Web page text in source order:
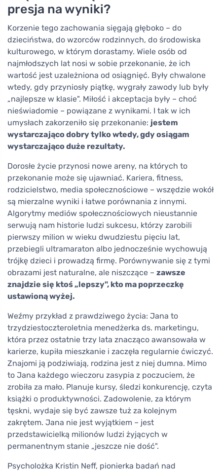
presja na wyniki?
Korzenie tego zachowania sięgają głęboko – do
dzieciństwa, do wzorców rodzinnych, do środowiska
kulturowego, w którym dorastamy. Wiele osób od
najmłodszych lat nosi w sobie przekonanie, że ich
wartość jest uzależniona od osiągnięć. Były chwalone
wtedy, gdy przyniosły piątkę, wygrały zawody lub były
„najlepsze w klasie". Miłość i akceptacja były – choć
nieświadomie – powiązane z wynikami. I tak w ich
umysłach zakorzeniło się przekonanie: jestem
wystarczająco dobry tylko wtedy, gdy osiągam
wystarczająco duże rezultaty.
Dorosłe życie przynosi nowe areny, na których to
przekonanie może się ujawniać. Kariera, fitness,
rodzicielstwo, media społecznościowe – wszędzie wokół
są mierzalne wyniki i łatwe porównania z innymi.
Algorytmy mediów społecznościowych nieustannie
serwują nam historie ludzi sukcesu, którzy zarobili
pierwszy milion w wieku dwudziestu pięciu lat,
przebiegli ultramaraton albo jednocześnie wychowują
trójkę dzieci i prowadzą firmę. Porównywanie się z tymi
obrazami jest naturalne, ale niszczące – zawsze
znajdzie się ktoś „lepszy", kto ma poprzeczkę
ustawioną wyżej.
Weźmy przykład z prawdziwego życia: Jana to
trzydziestoczteroletnia menedżerka ds. marketingu,
która przez ostatnie trzy lata znacząco awansowała w
karierze, kupiła mieszkanie i zaczęła regularnie ćwiczyć.
Znajomi ją podziwiają, rodzina jest z niej dumna. Mimo
to Jana każdego wieczoru zasypia z poczuciem, że
zrobiła za mało. Planuje kursy, śledzi konkurencję, czyta
książki o produktywności. Zadowolenie, za którym
tęskni, wydaje się być zawsze tuż za kolejnym
zakrętem. Jana nie jest wyjątkiem – jest
przedstawicielką milionów ludzi żyjących w
permanentnym stanie „jeszcze nie dość".
Psycholożka Kristin Neff, pionierka badań nad